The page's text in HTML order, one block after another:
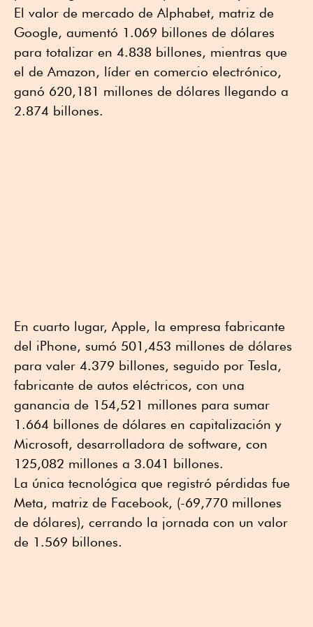
El valor de mercado de Alphabet, matriz de
Google, aumentó 1.069 billones de dólares
para totalizar en 4.838 billones, mientras que
el de Amazon, líder en comercio electrónico,
ganó 620,181 millones de dólares llegando a
2.874 billones.
En cuarto lugar, Apple, la empresa fabricante
del iPhone, sumó 501,453 millones de dólares
para valer 4.379 billones, seguido por Tesla,
fabricante de autos eléctricos, con una
ganancia de 154,521 millones para sumar
1.664 billones de dólares en capitalización y
Microsoft, desarrolladora de software, con
125,082 millones a 3.041 billones.
La única tecnológica que registró pérdidas fue
Meta, matriz de Facebook, (-69,770 millones
de dólares), cerrando la jornada con un valor
de 1.569 billones.